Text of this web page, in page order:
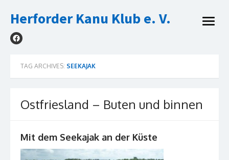
to
Herforder Kanu Klub e. V.
open
TAG ARCHIVES: SEEKAJAK
Ostfriesland – Buten und binnen
Mit dem Seekajak an der Küste